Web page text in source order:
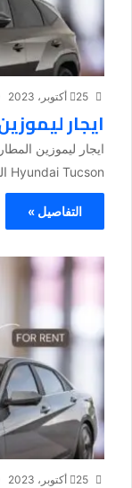
25 أكتوبر، 2023
ايجار
Hyundai Tucson الفاخرة يوفر لك تجربة قيادة استثنائية. إنها...
التفاصيل »
25 أكتوبر، 2023